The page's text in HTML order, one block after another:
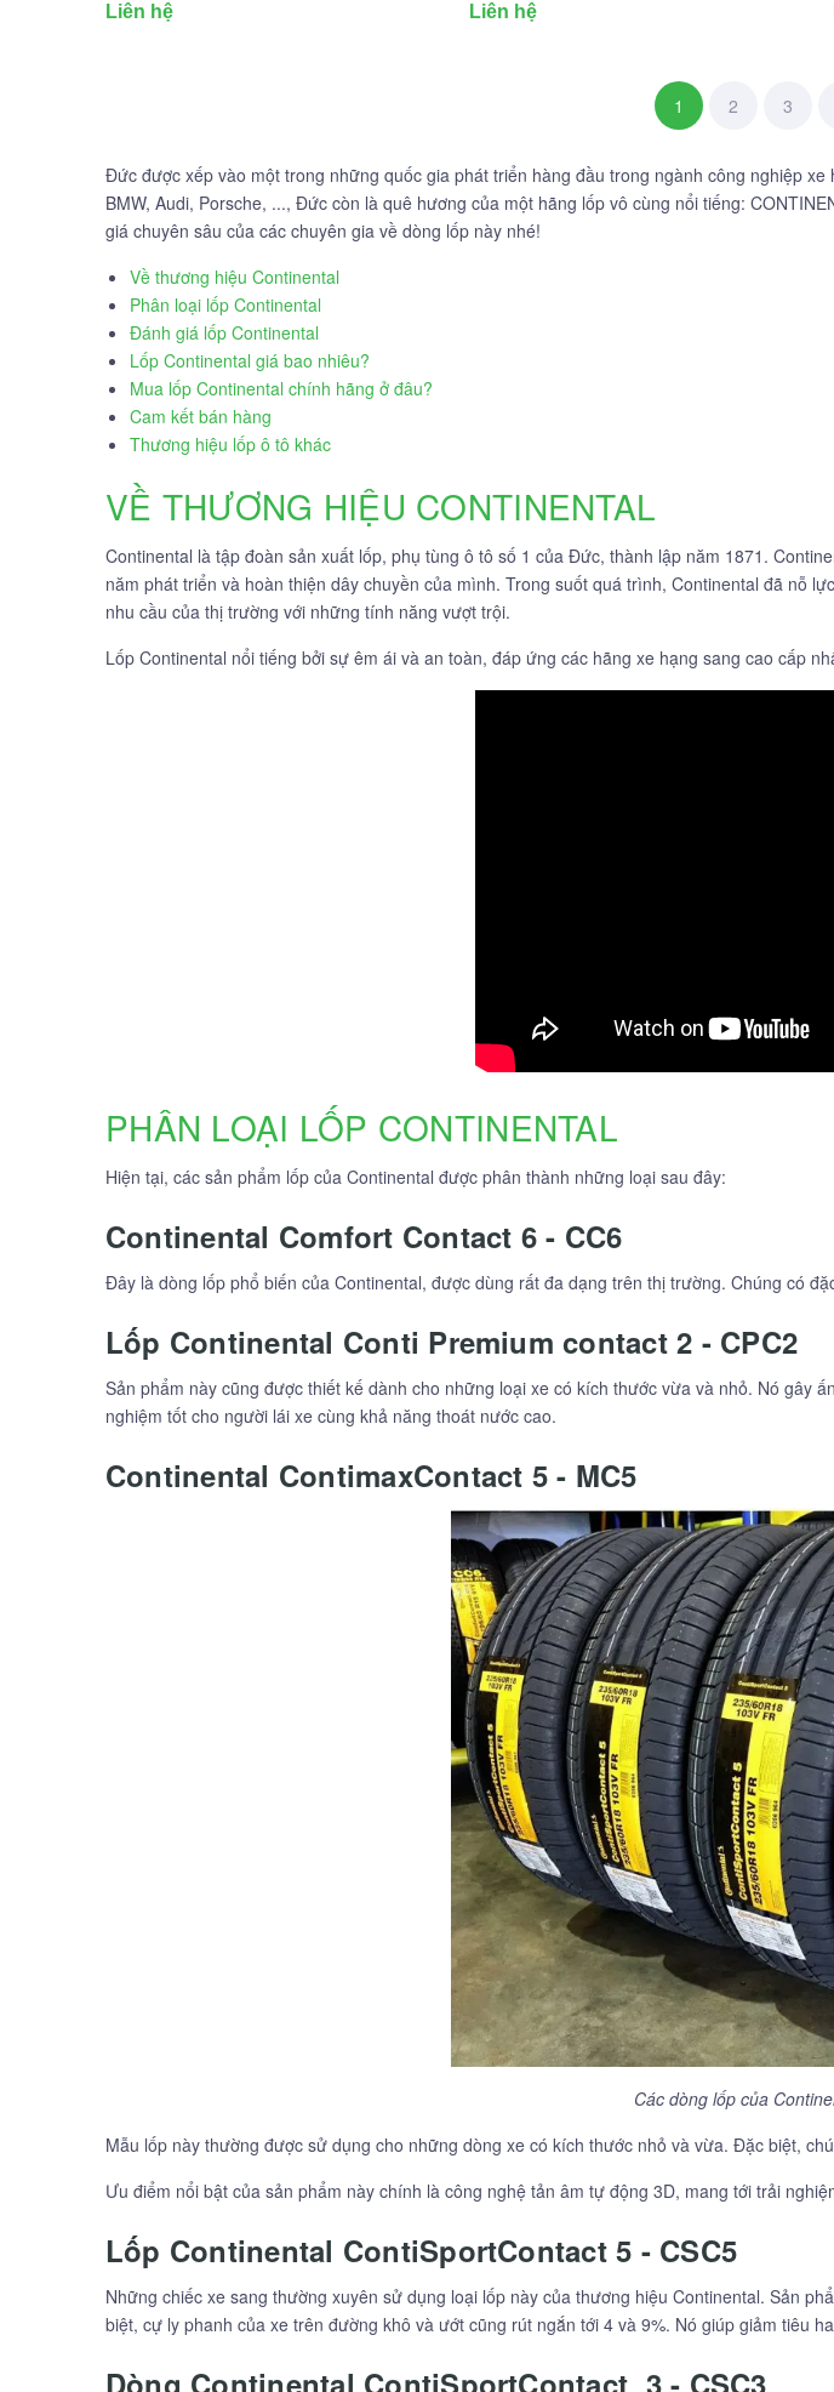
Liên hệ Liên hệ
1 2 3
Đức được xếp vào một trong những quốc gia phát triển hàng đầu trong ngành công nghiệp
BMW, Audi, Porsche, ..., Đức còn là quê hương của một hãng lốp vô cùng nổi tiếng:
giá chuyên sâu của các chuyên gia về dòng lốp này nhé!
Về thương hiệu Continental
Phân loại lốp Continental
Đánh giá lốp Continental
Lốp Continental giá bao nhiêu?
Mua lốp Continental chính hãng ở đâu?
Cam kết bán hàng
Thương hiệu lốp ô tô khác
VỀ THƯƠNG HIỆU CONTINENTAL
Continental là tập đoàn sản xuất lốp, phụ tùng ô tô số 1 của Đức, thành lập năm 1871.
năm phát triển và hoàn thiện dây chuyền của mình. Trong suốt quá trình, Continental đã nỗ
nhu cầu của thị trường với những tính năng vượt trội.
Lốp Continental nổi tiếng bởi sự êm ái và an toàn, đáp ứng các hãng xe hạng sang cao cấp
PHÂN LOẠI LỐP CONTINENTAL
Hiện tại, các sản phẩm lốp của Continental được phân thành những loại sau đây:
Continental Comfort Contact 6 - CC6
Đây là dòng lốp phổ biến của Continental, được dùng rất đa dạng trên thị trường. Chúng có
Lốp Continental Conti Premium contact 2 - CPC2
Sản phẩm này cũng được thiết kế dành cho những loại xe có kích thước vừa và nhỏ. Nó gây
nghiệm tốt cho người lái xe cùng khả năng thoát nước cao.
Continental ContimaxContact 5 - MC5
Các dòng lốp của
Mẫu lốp này thường được sử dụng cho những dòng xe có kích thước nhỏ và vừa. Đặc biệt,
Ưu điểm nổi bật của sản phẩm này chính là công nghệ tản âm tự động 3D, mang tới trải
Lốp Continental ContiSportContact 5 - CSC5
Những chiếc xe sang thường xuyên sử dụng loại lốp này của thương hiệu Continental. Sản
biệt, cự ly phanh của xe trên đường khô và ướt cũng rút ngắn tới 4 và 9%. Nó giúp giảm tiêu
Dòng Continental ContiSportContact 3 - CSC3